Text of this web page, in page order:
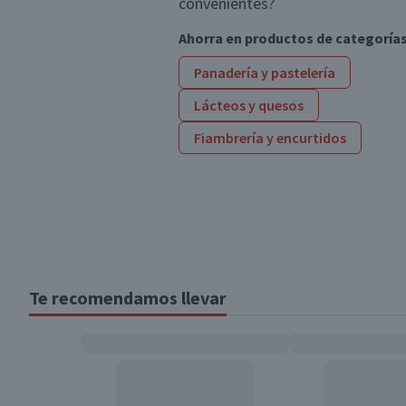
Ahorra en productos de
Panadería y pastelería
Lácteos y quesos
Fiambrería y encurtidos
Te recomendamos llevar